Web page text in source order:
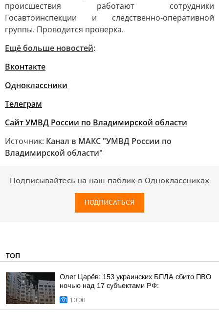
происшествия работают сотрудники
Госавтоинспекции и следственно-оперативной
группы. Проводится проверка.
Ещё больше новостей:
Вконтакте
Одноклассники
Телеграм
Сайт УМВД России по Владимирской области
Источник: Канал в МАКС "УМВД России по
Владимирской области"
Подписывайтесь на наш паблик в Одноклассниках
ПОДПИСАТЬСЯ
ТОП
Олег Царёв: 153 украинских БПЛА сбито ПВО
ночью над 17 субъектами РФ:
10:00